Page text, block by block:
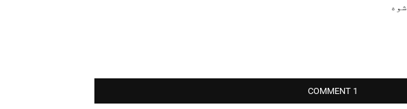
شوه
1 COMMENT